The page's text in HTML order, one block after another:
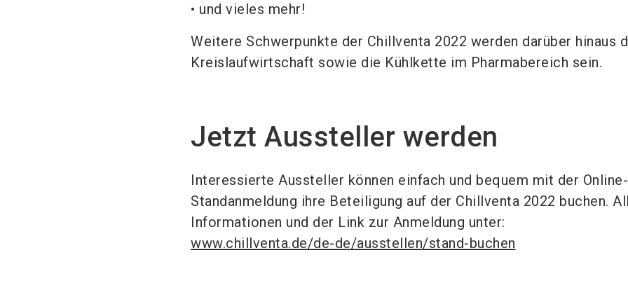
• und vieles mehr!
Weitere Schwerpunkte der Chillventa 2022 werden darüber hinaus
Kreislaufwirtschaft sowie die Kühlkette im Pharmabereich sein.
Jetzt Aussteller werden
Interessierte Aussteller können einfach und bequem mit der Online-
Standanmeldung ihre Beteiligung auf der Chillventa 2022 buchen.
Informationen und der Link zur Anmeldung unter:
www.chillventa.de/de-de/ausstellen/stand-buchen